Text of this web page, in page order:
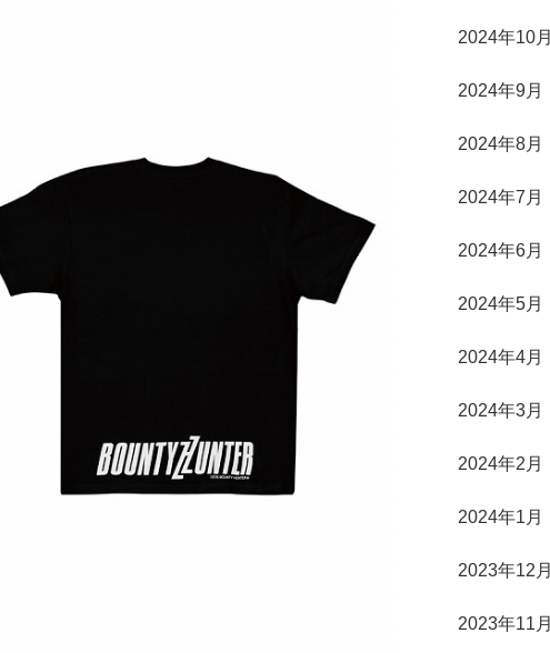
2024年10月
2024年9月
2024年8月
2024年7月
2024年6月
2024年5月
2024年4月
2024年3月
2024年2月
2024年1月
2023年12月
2023年11月